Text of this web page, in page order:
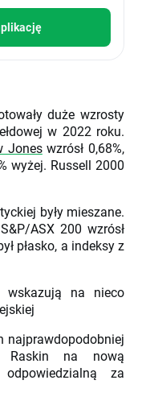
duże wzrosty
w 2022 roku.
Joneswzrósł 0,68%,
wyżej. Russell 2000
były mieszane.
ASX 200 wzrósł
płasko, a indeksy z
wskazują na nieco
najprawdopodobniej
Raskin na nową
odpowiedzialną za